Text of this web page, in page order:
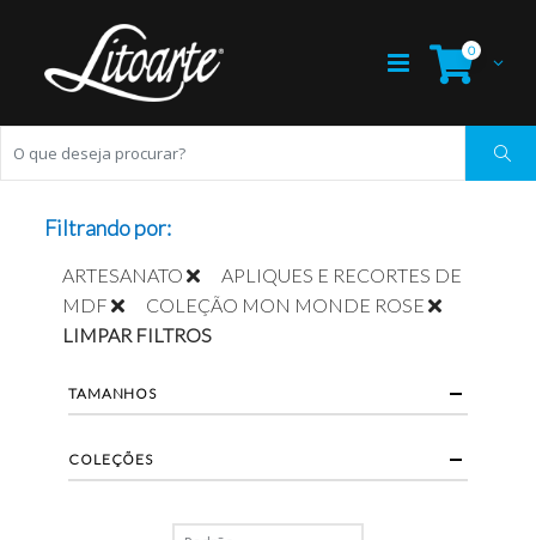
0
Filtrando por:
ARTESANATO
APLIQUES E RECORTES DE
MDF
COLEÇÃO MON MONDE ROSE
LIMPAR FILTROS
TAMANHOS
COLEÇÕES